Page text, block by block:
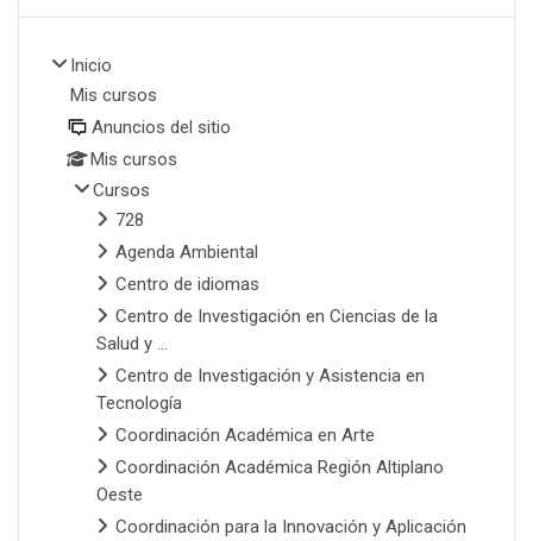
Inicio
Mis cursos
Anuncios del sitio
Mis cursos
Cursos
728
Agenda Ambiental
Centro de idiomas
Centro de Investigación en Ciencias de la
Salud y ...
Centro de Investigación y Asistencia en
Tecnología
Coordinación Académica en Arte
Coordinación Académica Región Altiplano
Oeste
Coordinación para la Innovación y Aplicación